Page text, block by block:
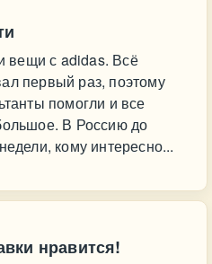
вещи с adidas. Всё
первый раз, поэтому
помогли и все
В Россию до
кому интересно...
нравится!